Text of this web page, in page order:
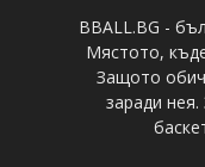
BBALL.BG -
Мястото,
Защото
заради